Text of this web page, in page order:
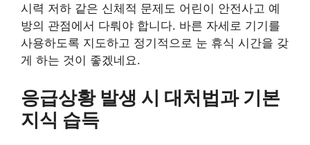
시력 저하 같은 신체적 문제도 어린이 안전사고 예
방의 관점에서 다뤄야 합니다. 바른 자세로 기기를
사용하도록 지도하고 정기적으로 눈 휴식 시간을 갖
게 하는 것이 좋겠네요.
응급상황 발생 시 대처법과 기본
지식 습득